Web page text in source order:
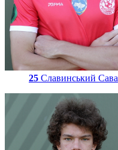
25 Славинський Сава